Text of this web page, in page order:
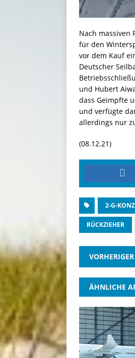
Nach massiven
für den
vor dem Kauf
Deutscher
und Hubert
dass Geimpfte
und verfügte
allerdings nur
(08.12.21)
2-G-
RÜCKZIEHER
ÄHNLICHE